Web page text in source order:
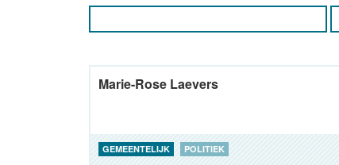
Marie-Rose Laevers
GEMEENTELIJK POLITIEK